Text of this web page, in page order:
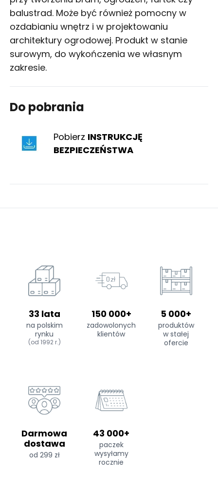
balustrad. Może być również pomocny w
ozdabianiu wnętrz i w projektowaniu
architektury ogrodowej. Produkt w stanie
surowym, do wykończenia we własnym
zakresie.
Do pobrania
Pobierz INSTRUKCJĘ
BEZPIECZEŃSTWA
33 lata
na polskim
rynku
(od 1992 r.)
150 000+
zadowolonych
klientów
5 000+
produktów
w stałej
ofercie
Darmowa
dostawa
od 299 zł
43 000+
paczek
wysyłamy
rocznie